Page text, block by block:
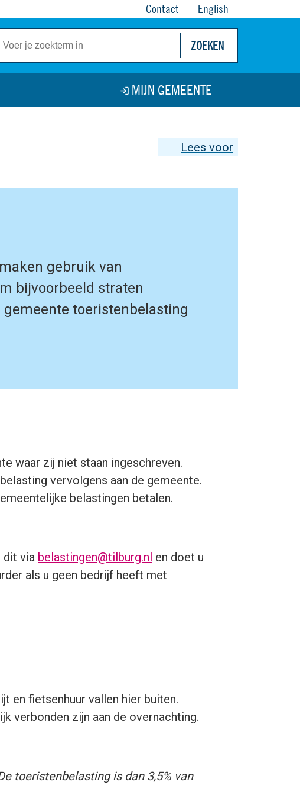
ZOEKEN
MIJN GEMEENTE
Contact English
Lees voor
gebruik van
bijvoorbeeld straten
toeristenbelasting
waar zij niet staan ingeschreven.
vervolgens aan de gemeente.
belastingen betalen.
dit via belastingen@tilburg.nl en doet u
als u geen bedrijf heeft met
en fietsenhuur vallen hier buiten.
verbonden zijn aan de overnachting.
toeristenbelasting is dan 3,5% van